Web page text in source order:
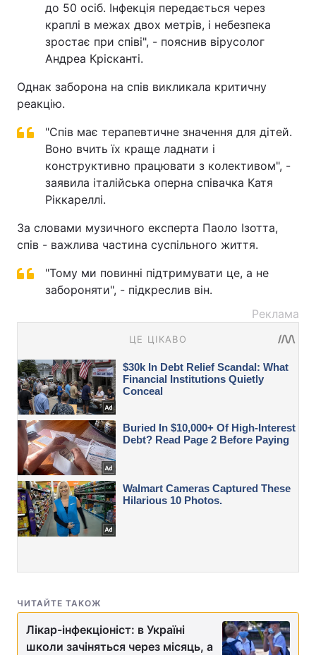
до 50 осіб. Інфекція передається через
краплі в межах двох метрів, і небезпека
зростає при співі", - пояснив вірусолог
Андреа Крісканті.
Однак заборона на спів викликала критичну
реакцію.
"Спів має терапевтичне значення для дітей.
Воно вчить їх краще ладнати і
конструктивно працювати з колективом", -
заявила італійська оперна співачка Катя
Ріккареллі.
За словами музичного експерта Паоло Ізотта,
спів - важлива частина суспільного життя.
"Тому ми повинні підтримувати це, а не
забороняти", - підкреслив він.
Реклама
ЧИТАЙТЕ ТАКОЖ
Лікар-інфекціоніст: в Україні
школи зачіняться через місяць, а